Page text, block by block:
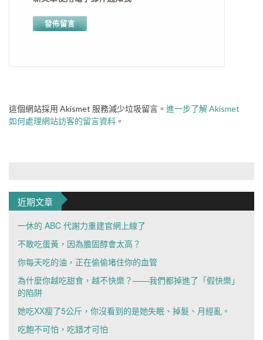
這個網站採用 Akismet 服務減少垃圾留言。 進一步了解 Akismet
如何處理網站訪客的留言資料 。
近期文章
一休的 ABC 代謝力重建官網上線了
不敢吃蛋黃，因為膽固醇會太高？
你每天吃的油，正在偷偷堵住你的血管
為什麼你越吃甜食，越不快樂？——我們都掉進了「假快樂」
的陷阱
她吃XX瘦了5公斤，你沒看到的是她失眠、掉髮、月經亂。
吃飽不可怕，吃錯才可怕